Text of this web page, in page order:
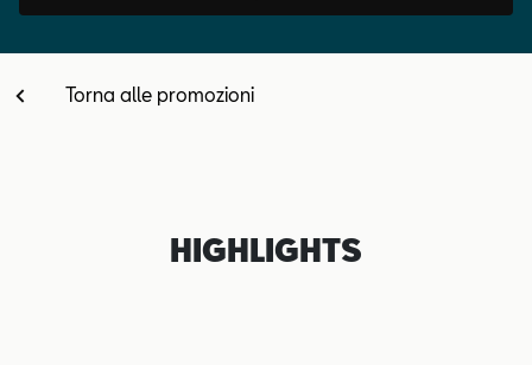
Torna alle promozioni
HIGHLIGHTS